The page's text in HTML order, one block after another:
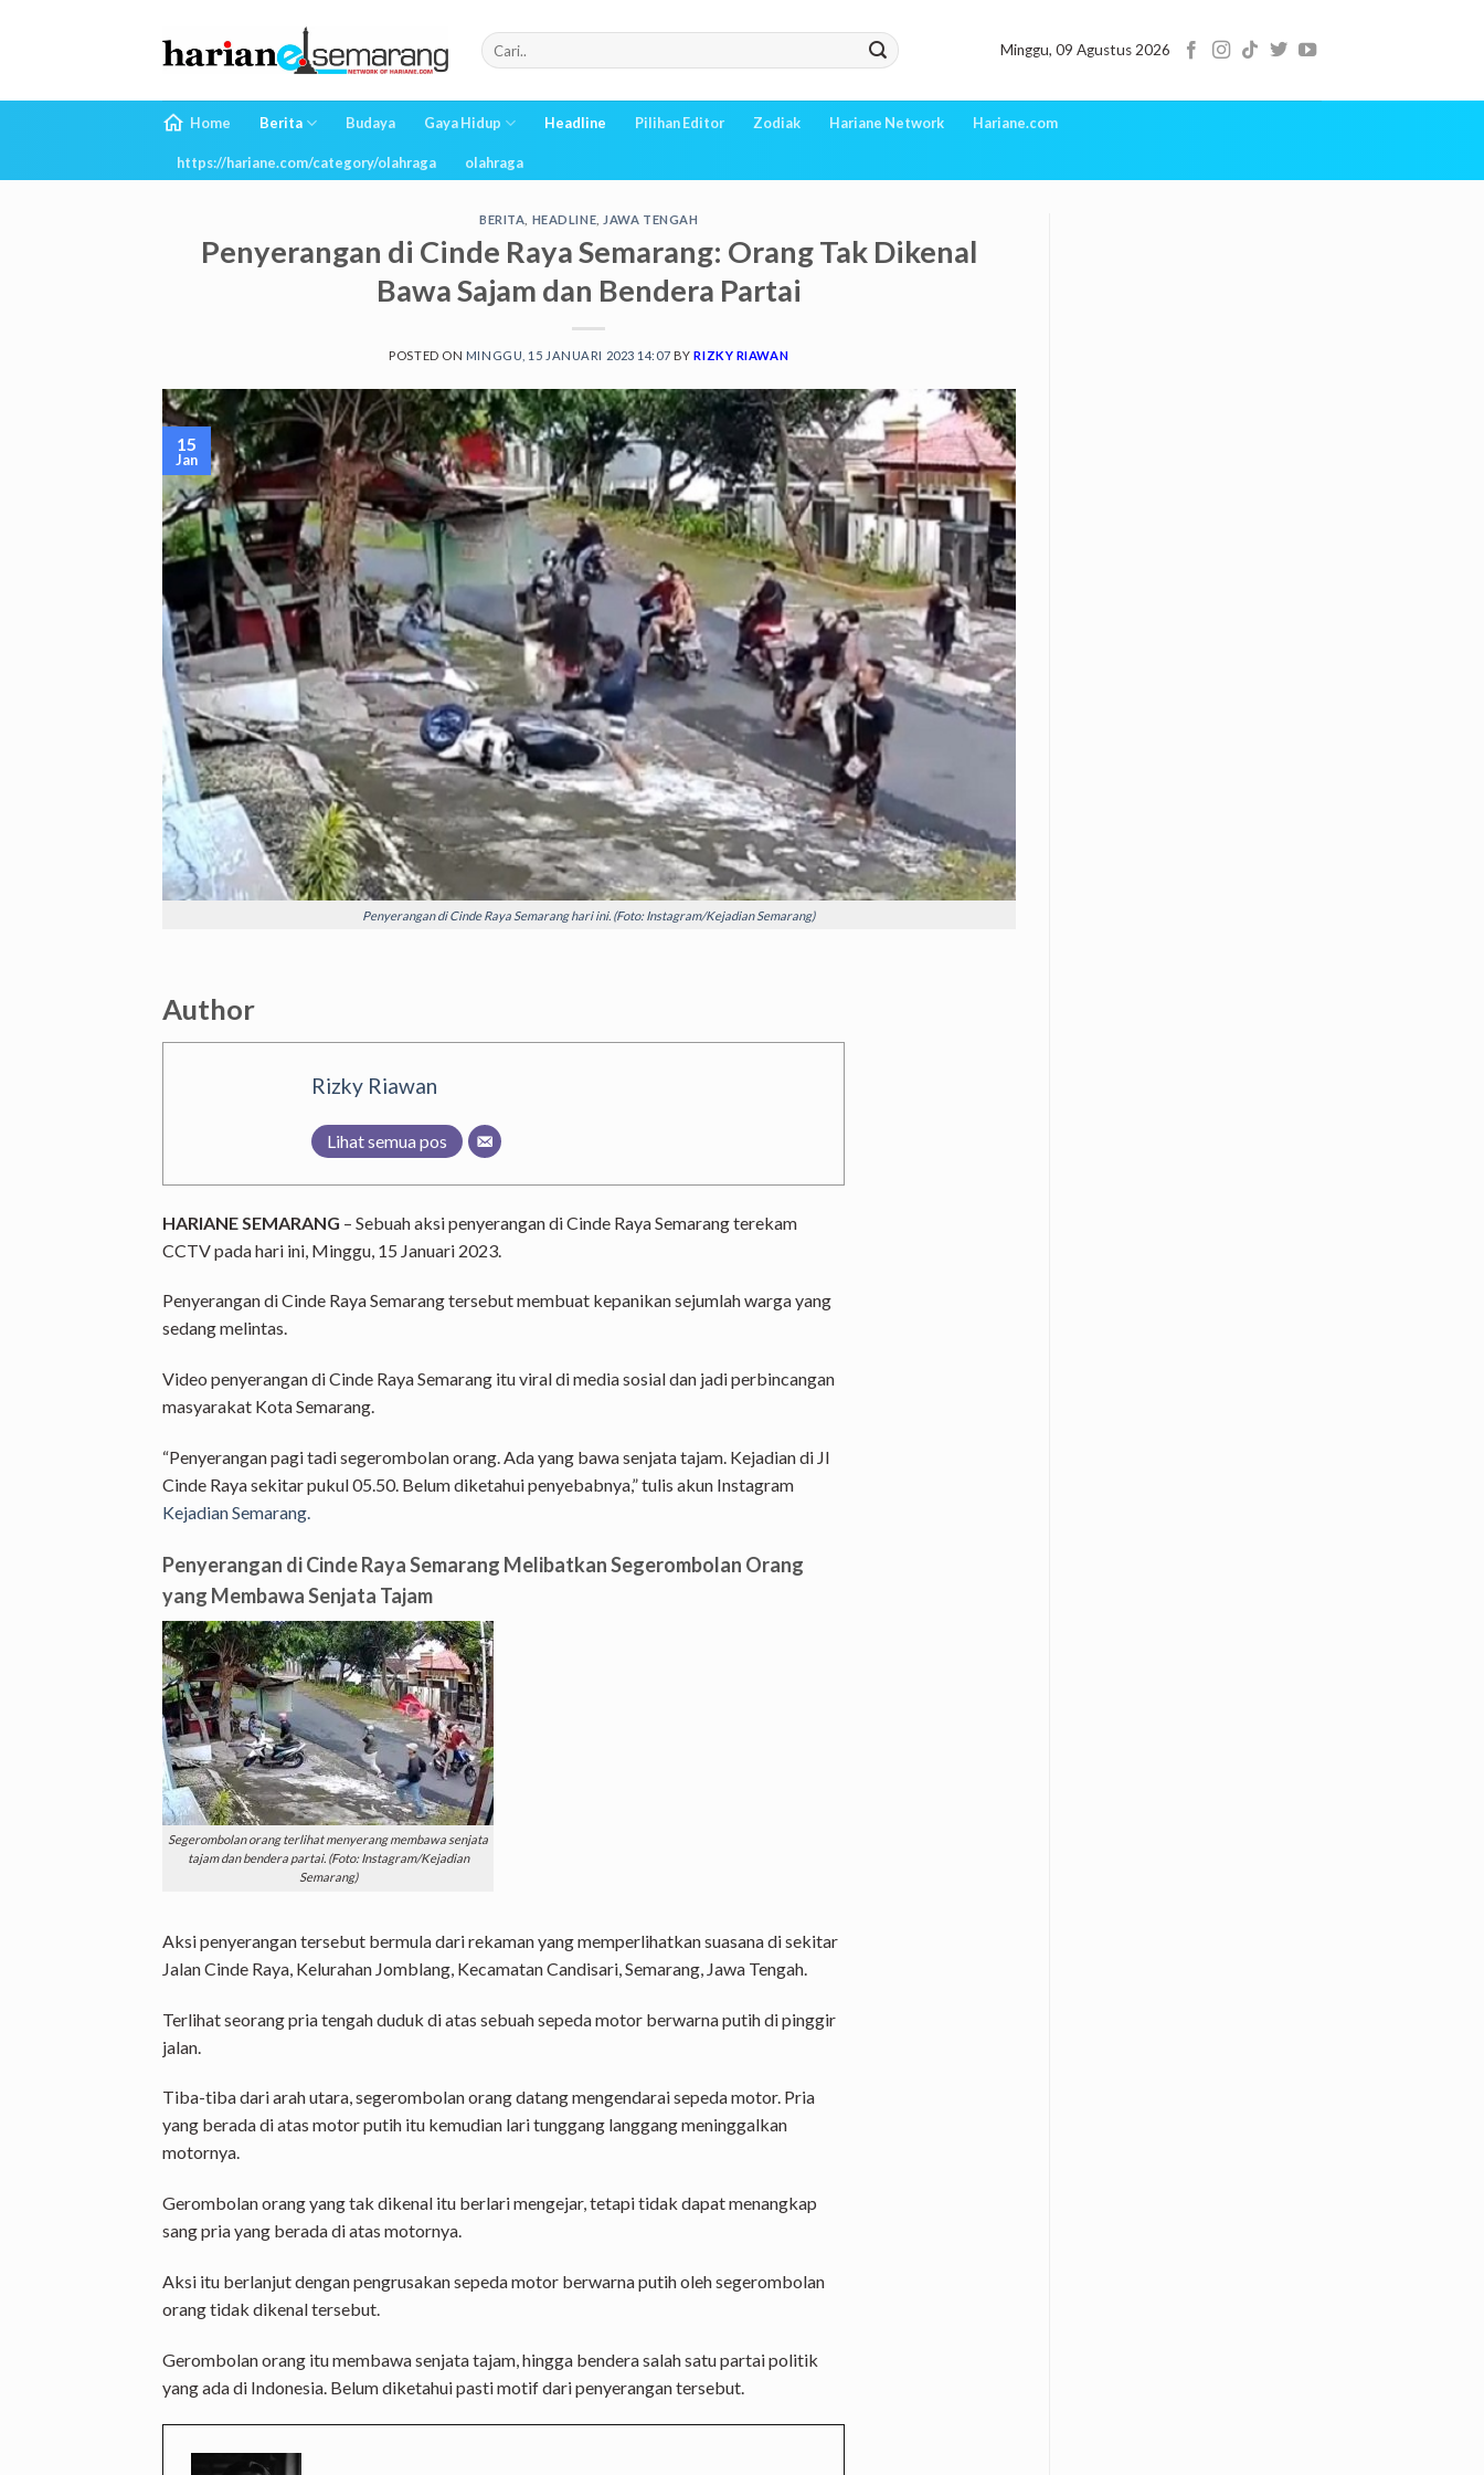
Minggu, 09 Agustus 2026
Home Berita Budaya Gaya Hidup Headline Pilihan Editor Zodiak Hariane Network Hariane.com
https://hariane.com/category/olahraga olahraga
BERITA HEADLINE JAWA TENGAH
Penyerangan di Cinde Raya Semarang: Orang Tak Dikenal
Bawa Sajam dan Bendera Partai
POSTED ON MINGGU, 15 JANUARI 2023 14:07 BYRIZKY RIAWAN
Penyerangan di Cinde Raya Semarang hari ini. (Foto: Instagram/Kejadian Semarang)
15
Jan
Author
Rizky Riawan
Lihat semua pos
HARIANE SEMARANG – Sebuah aksi penyerangan di Cinde Raya Semarang terekam
CCTV pada hari ini, Minggu, 15 Januari 2023.
Penyerangan di Cinde Raya Semarang tersebut membuat kepanikan sejumlah warga yang
sedang melintas.
Video penyerangan di Cinde Raya Semarang itu viral di media sosial dan jadi perbincangan
masyarakat Kota Semarang.
“Penyerangan pagi tadi segerombolan orang. Ada yang bawa senjata tajam. Kejadian di Jl
Cinde Raya sekitar pukul 05.50. Belum diketahui penyebabnya,” tulis akun Instagram
Kejadian Semarang.
Penyerangan di Cinde Raya Semarang Melibatkan Segerombolan Orang
yang Membawa Senjata Tajam
Segerombolan orang terlihat menyerang membawa senjata
tajam dan bendera partai. (Foto: Instagram/Kejadian
Semarang)
Aksi penyerangan tersebut bermula dari rekaman yang memperlihatkan suasana di sekitar
Jalan Cinde Raya, Kelurahan Jomblang, Kecamatan Candisari, Semarang, Jawa Tengah.
Terlihat seorang pria tengah duduk di atas sebuah sepeda motor berwarna putih di pinggir
jalan.
Tiba-tiba dari arah utara, segerombolan orang datang mengendarai sepeda motor. Pria
yang berada di atas motor putih itu kemudian lari tunggang langgang meninggalkan
motornya.
Gerombolan orang yang tak dikenal itu berlari mengejar, tetapi tidak dapat menangkap
sang pria yang berada di atas motornya.
Aksi itu berlanjut dengan pengrusakan sepeda motor berwarna putih oleh segerombolan
orang tidak dikenal tersebut.
Gerombolan orang itu membawa senjata tajam, hingga bendera salah satu partai politik
yang ada di Indonesia. Belum diketahui pasti motif dari penyerangan tersebut.